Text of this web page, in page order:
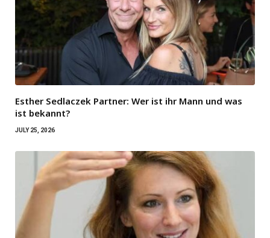
Esther Sedlaczek Partner: Wer ist ihr Mann und was
ist bekannt?
JULY 25, 2026